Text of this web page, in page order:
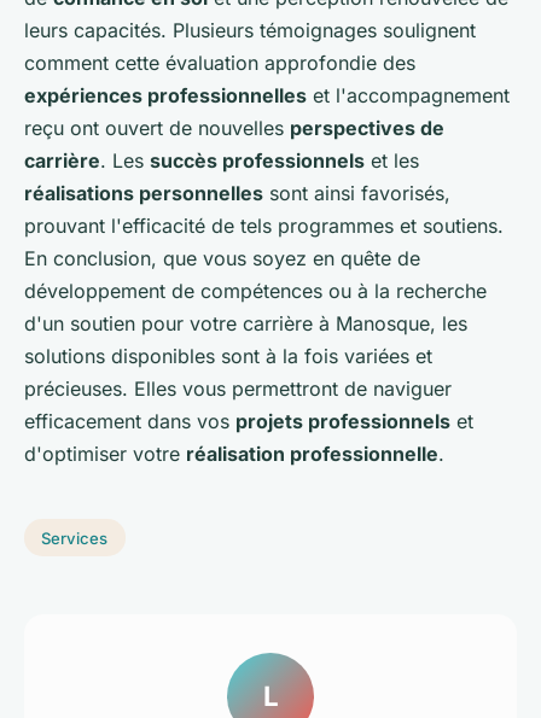
leurs capacités. Plusieurs témoignages soulignent
comment cette évaluation approfondie des
expériences professionnelles et l'accompagnement
reçu ont ouvert de nouvelles perspectives de
carrière. Les succès professionnels et les
réalisations personnelles sont ainsi favorisés,
prouvant l'efficacité de tels programmes et soutiens.
En conclusion, que vous soyez en quête de
développement de compétences ou à la recherche
d'un soutien pour votre carrière à Manosque, les
solutions disponibles sont à la fois variées et
précieuses. Elles vous permettront de naviguer
efficacement dans vos projets professionnels et
d'optimiser votre réalisation professionnelle.
Services
L